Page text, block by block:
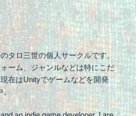
タロ三世の個人サークルです。
ーム、ジャンルなどは特にこだ
在はUnityでゲームなどを開発